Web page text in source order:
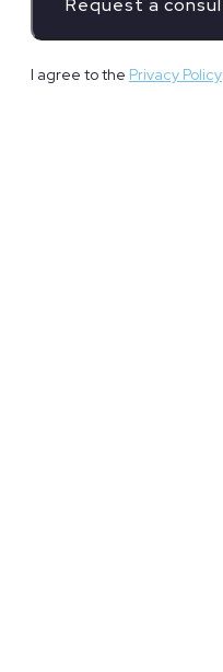
I agree to the Privacy Policy